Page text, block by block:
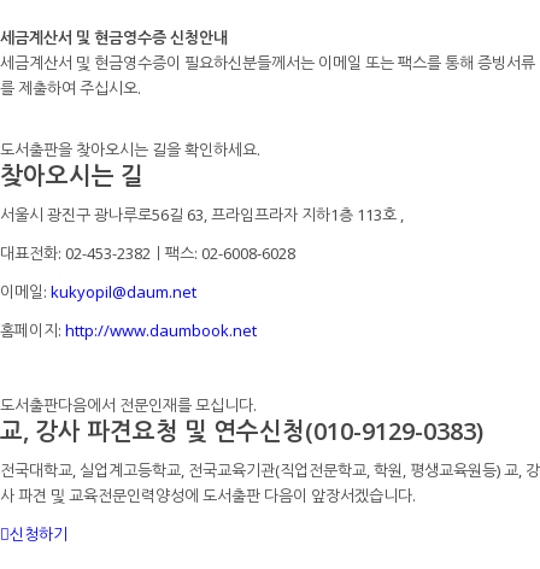
세금계산서 및 현금영수증 신청안내
세금계산서 및 현금영수증이 필요하신분들께서는 이메일 또는 팩스를 통해 증빙서류
를 제출하여 주십시오.
도서출판을 찾아오시는 길을 확인하세요.
찾아오시는 길
서울시 광진구 광나루로56길 63, 프라임프라자 지하1층 113호 ,
대표전화: 02-453-2382ㅣ팩스: 02-6008-6028
이메일: kukyopil@daum.net
홈페이지: http://www.daumbook.net
도서출판다음에서 전문인재를 모십니다.
교, 강사 파견요청 및 연수신청(010-9129-0383)
전국대학교, 실업계고등학교, 전국교육기관(직업전문학교, 학원, 평생교육원등) 교, 강
사 파견 및 교육전문인력양성에 도서출판 다음이 앞장서겠습니다.
신청하기